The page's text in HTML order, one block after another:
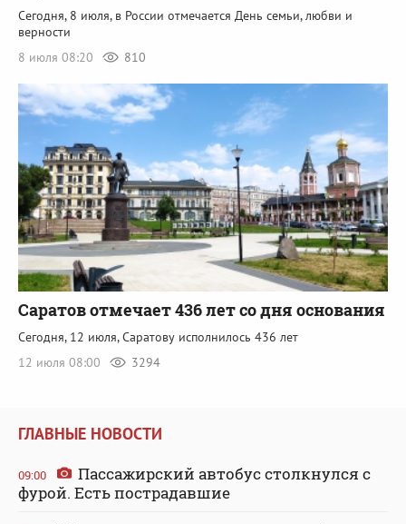
Сегодня, 8 июля, в России отмечается День семьи, любви и
верности
8 июля 08:20
810
Саратов отмечает 436 лет со дня основания
Сегодня, 12 июля, Саратову исполнилось 436 лет
12 июля 08:00
3294
ГЛАВНЫЕ НОВОСТИ
09:00
Пассажирский автобус столкнулся с
фурой. Есть пострадавшие